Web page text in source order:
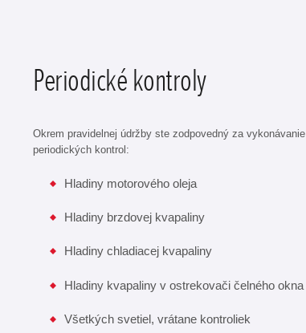
Periodické kontroly
Okrem pravidelnej údržby ste zodpovedný za vykonávanie
periodických kontrol:
Hladiny motorového oleja
Hladiny brzdovej kvapaliny
Hladiny chladiacej kvapaliny
Hladiny kvapaliny v ostrekovači čelného okna
Všetkých svetiel, vrátane kontroliek